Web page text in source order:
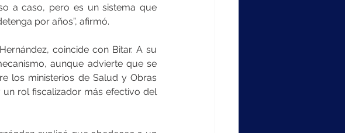
a caso, pero es un sistema que
por años”, afirmó.
coincide con Bitar. A su
aunque advierte que se
los ministerios de Salud y Obras
rol fiscalizador más efectivo del